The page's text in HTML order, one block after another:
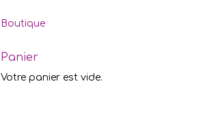
Boutique
Panier
Votre panier est vide.